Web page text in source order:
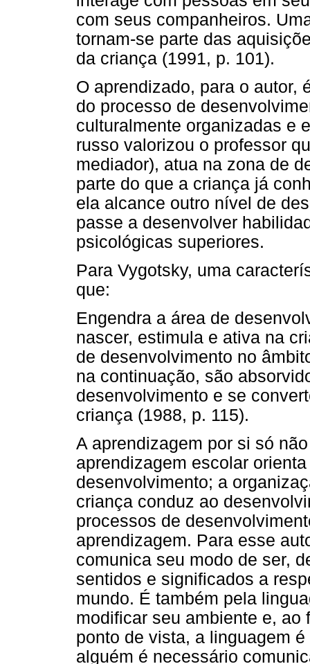
com seus companheiros.
tornam-se parte das
da criança (1991, p. 101).
O aprendizado, para o autor,
do processo de
culturalmente organizadas e
russo valorizou o professor
mediador), atua na zona de
parte do que a criança já
ela alcance outro nível de
passe a desenvolver
psicológicas superiores.
Para Vygotsky, uma
que:
Engendra a área de
nascer, estimula e ativa na
de desenvolvimento no
na continuação, são
desenvolvimento e se
criança (1988, p. 115).
A aprendizagem por si só
aprendizagem escolar
desenvolvimento; a
criança conduz ao
processos de
aprendizagem. Para esse
comunica seu modo de ser,
sentidos e significados a
mundo. É também pela
modificar seu ambiente e, ao
ponto de vista, a linguagem
alguém é necessário